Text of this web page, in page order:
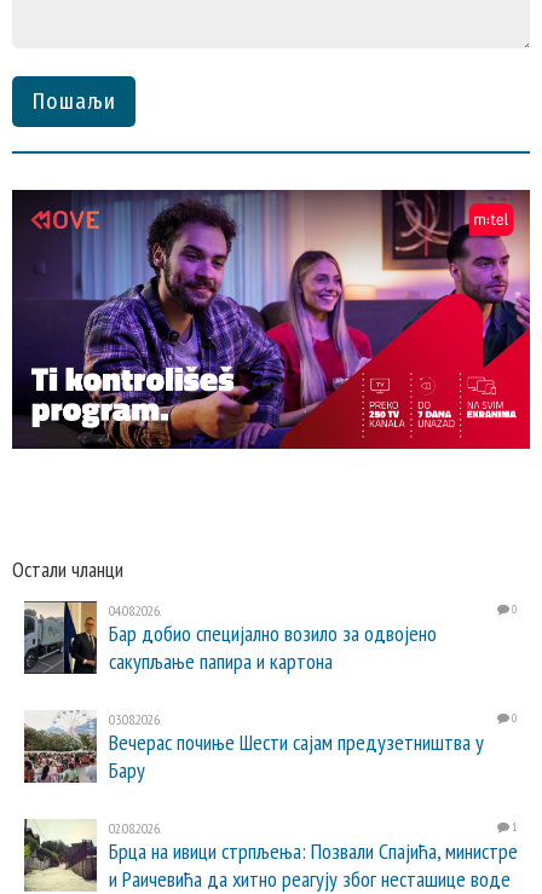
Пошаљи
Остали чланци
04.08.2026. 0
Бар добио специјално возило за одвојено
сакупљање папира и картона
03.08.2026. 0
Вечерас почиње Шести сајам предузетништва у
Бару
02.08.2026. 1
Брца на ивици стрпљења: Позвали Спајића, министре
и Раичевића да хитно реагују због несташице воде